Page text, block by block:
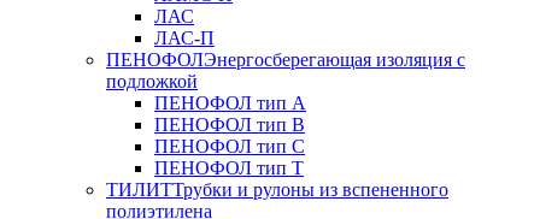
ЛАС
ЛАС-П
ПЕНОФОЛЭнергосберегающая изоляция с
подложкой
ПЕНОФОЛ тип А
ПЕНОФОЛ тип B
ПЕНОФОЛ тип C
ПЕНОФОЛ тип T
ТИЛИТТрубки и рулоны из вспененного
полиэтилена